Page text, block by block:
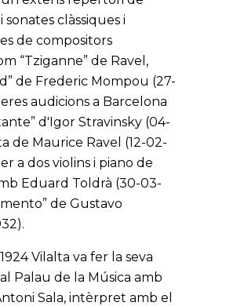
clàssiques i
de compositors
“Tziganne” de Ravel,
de Frederic Mompou (27-
audicions a Barcelona
d'Igor Stravinsky (04-
de Maurice Ravel (12-02-
a dos violins i piano de
Eduard Toldrà (30-03-
de Gustavo
Vilalta va fer la seva
Palau de la Música amb
Sala, intèrpret amb el